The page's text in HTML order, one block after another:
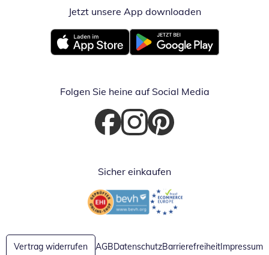
Jetzt unsere App downloadenÖffnet in
Öffnet in neuem FensterÖffnet in neuem Fenster
Folgen Sie heine auf Social Media
Öffnet in neuem Fenster
Öffnet in neuem Fenster
Öffnet in neuem Fenster
Sicher einkaufen
Öffnet in neuem FensterÖffnet in neuem Fenster
Vertrag widerrufen AGBDatenschutzBarrierefreiheitImpressum